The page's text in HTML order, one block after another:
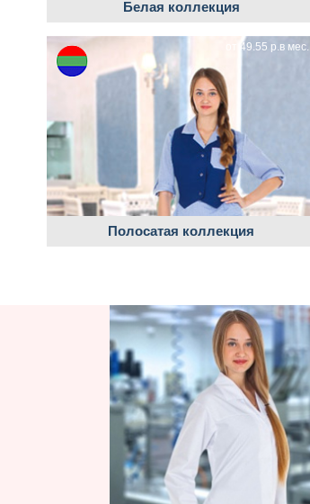
Белая коллекция
от 49.55 р.в мес.
Полосатая коллекция